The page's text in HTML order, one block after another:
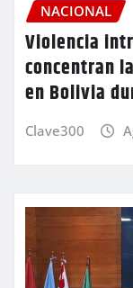
NACIONAL
Violencia
concentran
en Bolivia
Clave300